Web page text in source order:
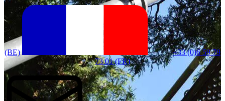
(BE)
+33 (0)6 59 79
73 01 (FR)